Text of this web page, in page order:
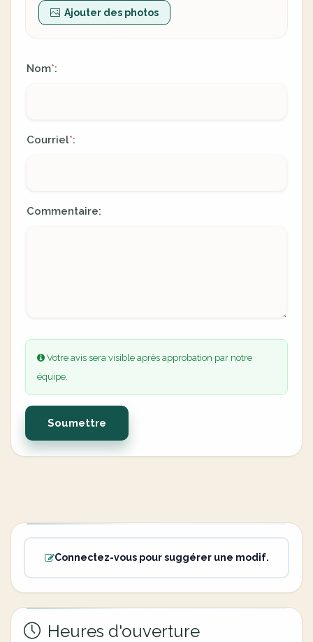
Ajouter des photos
Nom*:
Courriel*:
Commentaire:
Votre avis sera visible après approbation par notre
équipe.
Soumettre
Connectez-vous pour suggérer une modif.
Heures d'ouverture